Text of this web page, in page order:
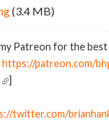
(3.4 MB)
Patreon for the best
https://patreon.com/
]
twitter.com/